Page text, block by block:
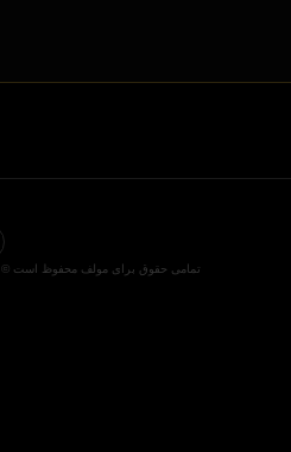
تمامی حقوق برای مولف محفوظ است © 1405 | Copyright © 2026